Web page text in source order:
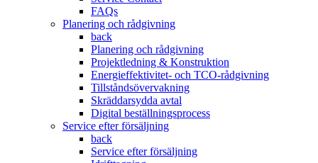
FAQs
Planering och rådgivning
back
Planering och rådgivning
Projektledning & Konstruktion
Energieffektivitet- och TCO-rådgivning
Tillståndsövervakning
Skräddarsydda avtal
Digital beställningsprocess
Service efter försäljning
back
Service efter försäljning